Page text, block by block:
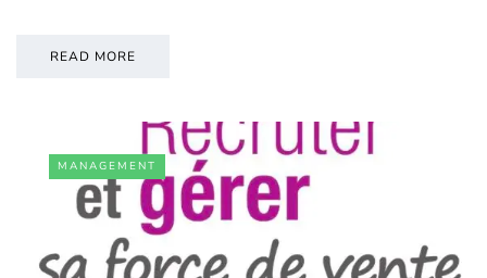
READ MORE
MANAGEMENT